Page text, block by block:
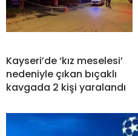
Kayseri’de ‘kız meselesi’
nedeniyle çıkan bıçaklı
kavgada 2 kişi yaralandı